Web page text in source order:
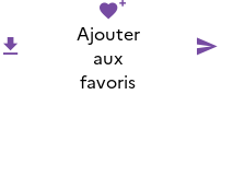
Ajouter
aux
favoris